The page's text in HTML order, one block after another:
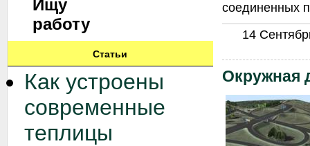
Ищу
работу
Статьи
Как устроены
современные
теплицы
соединенных
14
Окружная